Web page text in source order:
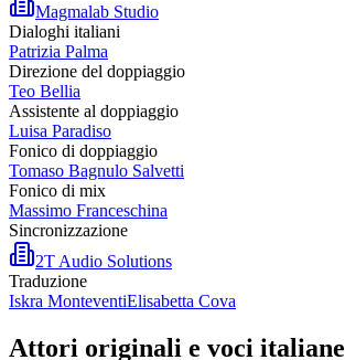
Magmalab Studio
Dialoghi italiani
Patrizia Palma
Direzione del doppiaggio
Teo Bellia
Assistente al doppiaggio
Luisa Paradiso
Fonico di doppiaggio
Tomaso Bagnulo Salvetti
Fonico di mix
Massimo Franceschina
Sincronizzazione
2T Audio Solutions
Traduzione
Iskra MonteventiElisabetta Cova
Attori originali e voci italiane